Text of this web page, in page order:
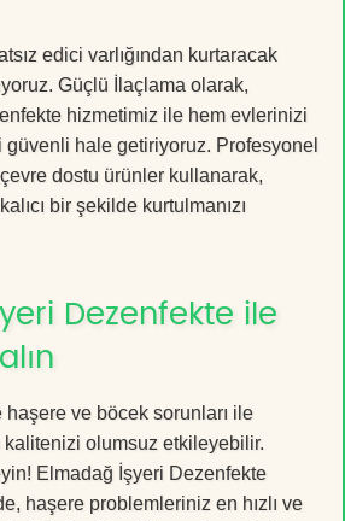
edici varlığından kurtaracak
Güçlü İlaçlama olarak,
hizmetimiz ile hem evlerinizi
güvenli hale getiriyoruz. Profesyonel
dostu ürünler kullanarak,
bir şekilde kurtulmanızı
Dezenfekte ile
ve böcek sorunları ile
kalitenizi olumsuz etkileyebilir.
Elmadağ İşyeri Dezenfekte
haşere problemleriniz en hızlı ve